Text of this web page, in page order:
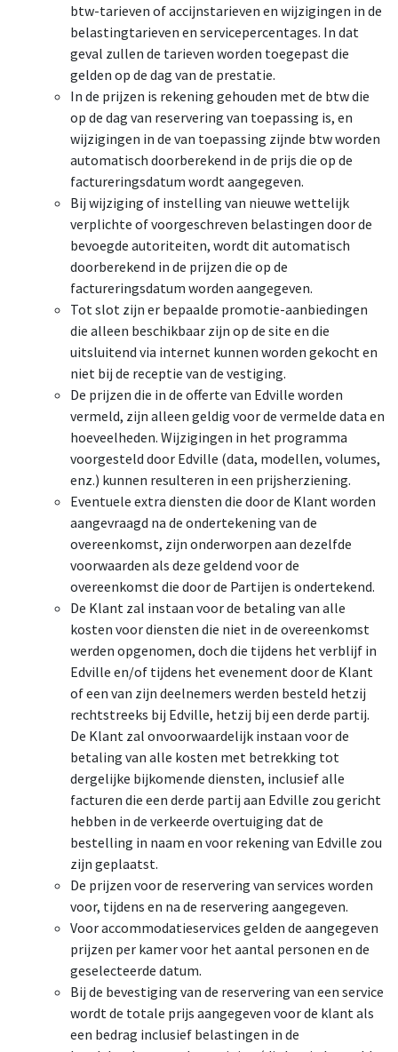
btw-tarieven of accijnstarieven en wijzigingen in de
belastingtarieven en servicepercentages. In dat
geval zullen de tarieven worden toegepast die
gelden op de dag van de prestatie.
In de prijzen is rekening gehouden met de btw die
op de dag van reservering van toepassing is, en
wijzigingen in de van toepassing zijnde btw worden
automatisch doorberekend in de prijs die op de
factureringsdatum wordt aangegeven.
Bij wijziging of instelling van nieuwe wettelijk
verplichte of voorgeschreven belastingen door de
bevoegde autoriteiten, wordt dit automatisch
doorberekend in de prijzen die op de
factureringsdatum worden aangegeven.
Tot slot zijn er bepaalde promotie-aanbiedingen
die alleen beschikbaar zijn op de site en die
uitsluitend via internet kunnen worden gekocht en
niet bij de receptie van de vestiging.
De prijzen die in de offerte van Edville worden
vermeld, zijn alleen geldig voor de vermelde data en
hoeveelheden. Wijzigingen in het programma
voorgesteld door Edville (data, modellen, volumes,
enz.) kunnen resulteren in een prijsherziening.
Eventuele extra diensten die door de Klant worden
aangevraagd na de ondertekening van de
overeenkomst, zijn onderworpen aan dezelfde
voorwaarden als deze geldend voor de
overeenkomst die door de Partijen is ondertekend.
De Klant zal instaan voor de betaling van alle
kosten voor diensten die niet in de overeenkomst
werden opgenomen, doch die tijdens het verblijf in
Edville en/of tijdens het evenement door de Klant
of een van zijn deelnemers werden besteld hetzij
rechtstreeks bij Edville, hetzij bij een derde partij.
De Klant zal onvoorwaardelijk instaan voor de
betaling van alle kosten met betrekking tot
dergelijke bijkomende diensten, inclusief alle
facturen die een derde partij aan Edville zou gericht
hebben in de verkeerde overtuiging dat de
bestelling in naam en voor rekening van Edville zou
zijn geplaatst.
De prijzen voor de reservering van services worden
voor, tijdens en na de reservering aangegeven.
Voor accommodatieservices gelden de aangegeven
prijzen per kamer voor het aantal personen en de
geselecteerde datum.
Bij de bevestiging van de reservering van een service
wordt de totale prijs aangegeven voor de klant als
een bedrag inclusief belastingen in de